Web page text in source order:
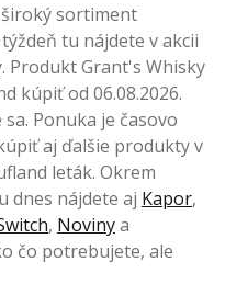
sortiment
tu nájdete v akcii
Produkt Grant's Whisky
kúpiť od 06.08.2026.
Ponuka je časovo
aj ďalšie produkty v
leták. Okrem
dnes nájdete aj Kapor,
, Novinya
čo potrebujete, ale